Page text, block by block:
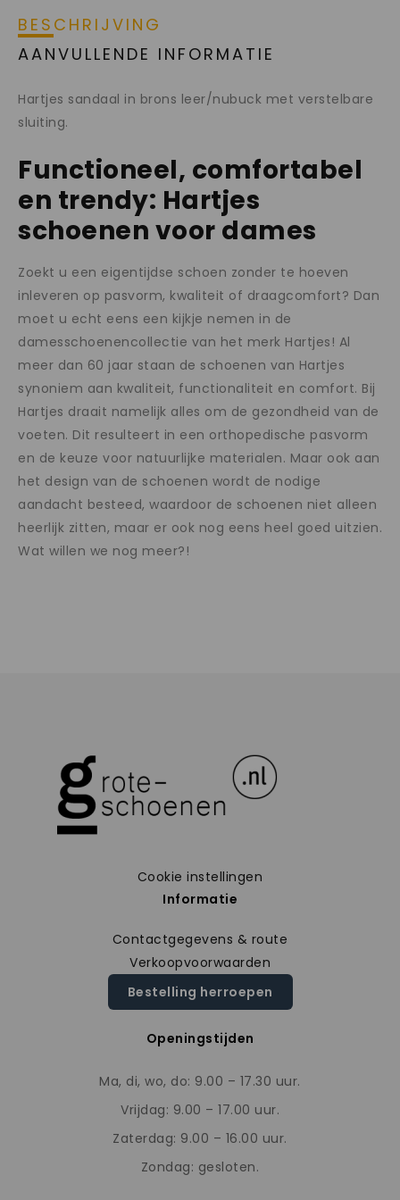
BESCHRIJVING
AANVULLENDE INFORMATIE
Hartjes sandaal in brons leer/nubuck met verstelbare
sluiting.
Functioneel, comfortabel
en trendy: Hartjes
schoenen voor dames
Zoekt u een eigentijdse schoen zonder te hoeven
inleveren op pasvorm, kwaliteit of draagcomfort? Dan
moet u echt eens een kijkje nemen in de
damesschoenencollectie van het merk Hartjes! Al
meer dan 60 jaar staan de schoenen van Hartjes
synoniem aan kwaliteit, functionaliteit en comfort. Bij
Hartjes draait namelijk alles om de gezondheid van de
voeten. Dit resulteert in een orthopedische pasvorm
en de keuze voor natuurlijke materialen. Maar ook aan
het design van de schoenen wordt de nodige
aandacht besteed, waardoor de schoenen niet alleen
heerlijk zitten, maar er ook nog eens heel goed uitzien.
Wat willen we nog meer?!
Cookie instellingen
Informatie
Contactgegevens & route
Verkoopvoorwaarden
Bestelling herroepen
Openingstijden
Ma, di, wo, do: 9.00 – 17.30 uur.
Vrijdag: 9.00 – 17.00 uur.
Zaterdag: 9.00 – 16.00 uur.
Zondag: gesloten.